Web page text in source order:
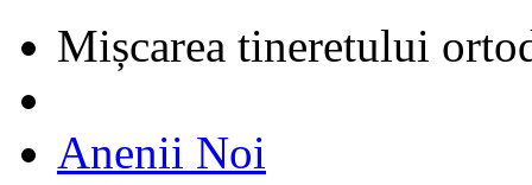
Mișcarea tineretului
Anenii Noi